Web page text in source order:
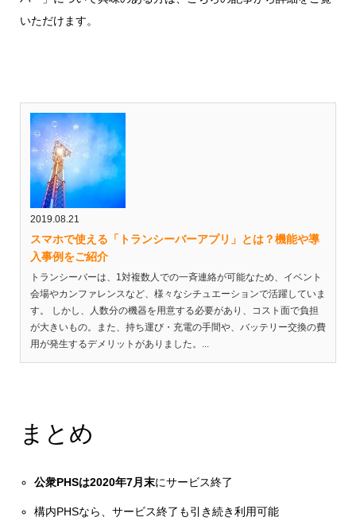
いただけます。
2019.08.21
スマホで使える「トランシーバーアプリ」とは？機能や導
入事例をご紹介
トランシーバーは、1対複数人での一斉連絡が可能なため、イベント
会場やカンファレンスなど、様々なシチュエーションで活躍していま
す。 しかし、人数分の機器を用意する必要があり、コスト面で負担
が大きいもの。また、持ち運び・充電の手間や、バッテリー交換の費
用が発生するデメリットがありました。...
まとめ
公衆PHSは2020年7月末にサービス終了
構内PHSなら、サービス終了も引き続き利用可能